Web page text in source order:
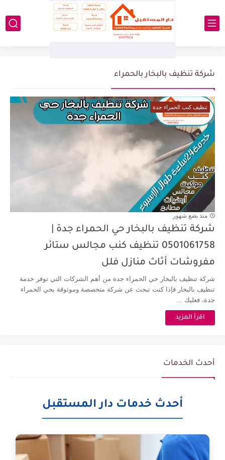
شركة تنظيف بالبخار بالحمراء
تنظيف كنب الحمراء جدة
منذ بضع شهور
شركة تنظيف بالبخار حي الحمراء جدة |
0501061758 تنظيف كنب مجالس ستائر
مفروشات أثاث منازل فلل
شركة تنظيف بالبخار حي الحمراء جدة من أهم الشركات التي توفر خدمة
تنظيف بالبخار فإذا كنت تبحث عن شركة متخصصة وموثوقة بحي الحمراء
جدة، فعليك ...
اقرأ المزيد
أحدث الخدمات
أحدث خدمات دار المستقبل